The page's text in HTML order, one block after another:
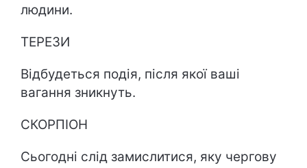
людини.
ТЕРЕЗИ
Відбудеться подія, після якої ваші
вагання зникнуть.
СКОРПІОН
Сьогодні слід замислитися, яку чергову